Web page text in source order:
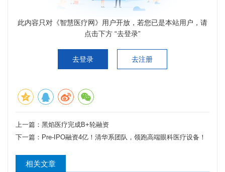
此内容只对《智慧医疗网》用户开放，若您已是本站用户，请
点击下方 “去登录”
去登录 去注册
上一篇： 黑焰医疗完成B+轮融资
下一篇： Pre-IPO融资4亿！清华系团队，领跑高端眼科医疗设备！
相关文章